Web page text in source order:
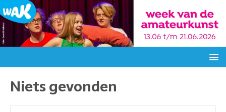
Niets gevonden